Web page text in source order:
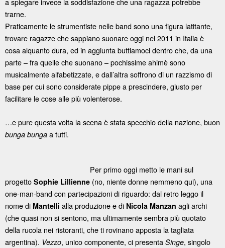
trarne.
Praticamente le strumentiste nelle band sono una figura latitante,
trovare ragazze che sappiano suonare oggi nel 2011 in Italia è
cosa alquanto dura, ed in aggiunta buttiamoci dentro che, da una
parte – fra quelle che suonano – pochissime ahimè sono
musicalmente alfabetizzate, e dall’altra soffrono di un razzismo di
base per cui sono considerate pippe a prescindere, giusto per
facilitare le cose alle più volenterose.
…e pure questa volta la scena è stata specchio della nazione, buon
bunga bunga a tutti.
Per primo oggi metto le mani sul
progetto Sophie Lillienne (no, niente donne nemmeno qui), una
one-man-band con partecipazioni di riguardo: dal retro leggo il
nome di Mantelli alla produzione e di Nicola Manzan agli archi
(che quasi non si sentono, ma ultimamente sembra più quotato
della rucola nei ristoranti, che ti rovinano apposta la tagliata
argentina). Vezzo, unico componente, ci presenta Singe, singolo